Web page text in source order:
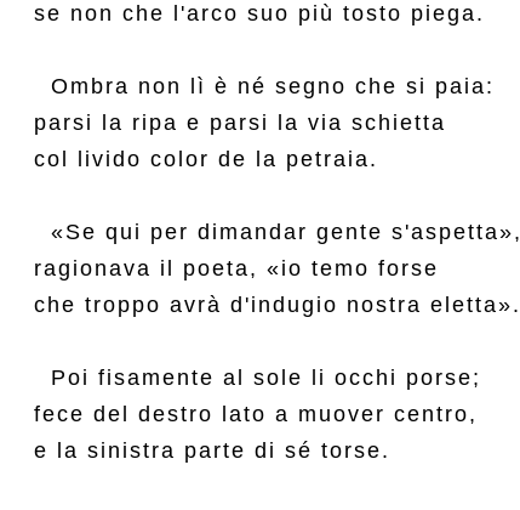
se non che l'arco suo più tosto piega.
  Ombra non lì è né segno che si paia:
parsi la ripa e parsi la via schietta
col livido color de la petraia.
  «Se qui per dimandar gente s'aspetta»,
ragionava il poeta, «io temo forse
che troppo avrà d'indugio nostra eletta».
  Poi fisamente al sole li occhi porse;
fece del destro lato a muover centro,
e la sinistra parte di sé torse.